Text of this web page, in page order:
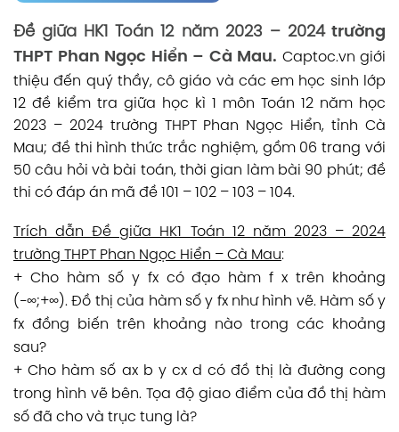
Đề giữa HK1 Toán 12 năm 2023 – 2024trường
THPT Phan Ngọc Hiển – Cà Mau. Captoc.vn giới
thiệu đến quý thầy, cô giáo và các em học sinh lớp
12 đề kiểm tra giữa học kì 1 môn Toán 12 năm học
2023 – 2024 trường THPT Phan Ngọc Hiển, tỉnh Cà
Mau; đề thi hình thức trắc nghiệm, gồm 06 trang với
50 câu hỏi và bài toán, thời gian làm bài 90 phút; đề
thi có đáp án mã đề 101 – 102 – 103 – 104.
Trích dẫn Đề giữa HK1 Toán 12 năm 2023 – 2024
trường THPT Phan Ngọc Hiển – Cà Mau:
+ Cho hàm số y fx có đạo hàm f x trên khoảng
(−∞;+∞). Đồ thị của hàm số y fx như hình vẽ. Hàm số y
fx đồng biến trên khoảng nào trong các khoảng
sau?
+ Cho hàm số ax b y cx d có đồ thị là đường cong
trong hình vẽ bên. Tọa độ giao điểm của đồ thị hàm
số đã cho và trục tung là?